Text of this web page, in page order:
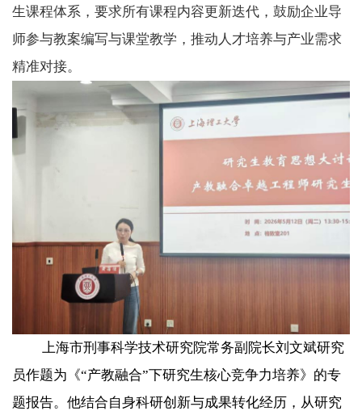
生课程体系，要求所有课程内容更新迭代，鼓励企业导
师参与教案编写与课堂教学，推动人才培养与产业需求
精准对接。
上海市刑事科学技术研究院常务副院长刘文斌研究
员作题为《“产教融合”下研究生核心竞争力培养》的专
题报告。他结合自身科研创新与成果转化经历，从研究